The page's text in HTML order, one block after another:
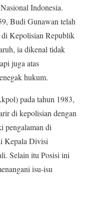
Indonesia.
Budi Gunawan telah
Kepolisian Republik
ia dikenal tidak
juga atas
hukum.
pada tahun 1983,
di kepolisian dengan
pengalaman di
Kepala Divisi
Selain itu Posisi ini
isu-isu